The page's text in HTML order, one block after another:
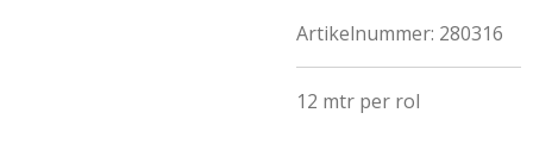
Artikelnummer: 280316
12 mtr per rol